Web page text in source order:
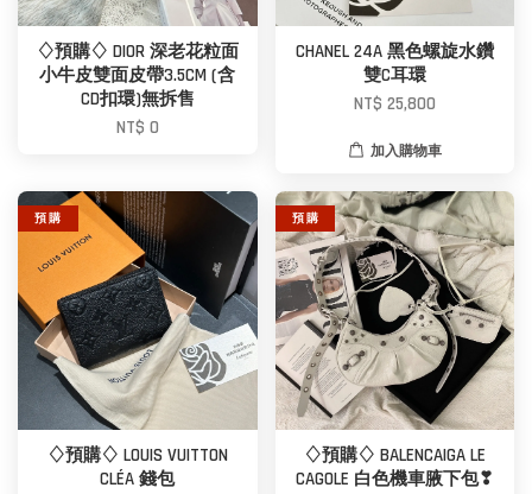
♢預購♢ DIOR 深老花粒面
小牛皮雙面皮帶3.5CM (含
CD扣環)無拆售
NT$ 0
CHANEL 24A 黑色螺旋水鑽
雙C耳環
NT$ 25,800
加入購物車
預 購
♢預購♢ LOUIS VUITTON
CLÉA 錢包
預 購
♢預購♢ BALENCAIGA LE
CAGOLE 白色機車腋下包❣